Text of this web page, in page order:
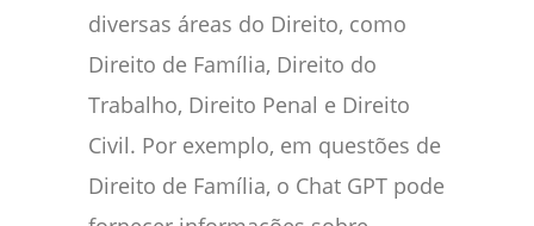
diversas áreas do Direito, como
Direito de Família, Direito do
Trabalho, Direito Penal e Direito
Civil. Por exemplo, em questões de
Direito de Família, o Chat GPT pode